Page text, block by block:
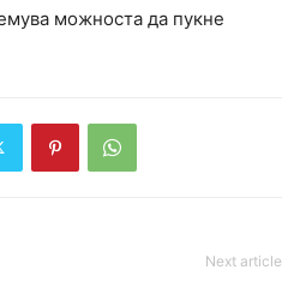
можноста да пукне
Next article